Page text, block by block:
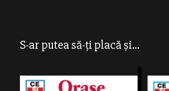
S-ar putea să-ți placă și...